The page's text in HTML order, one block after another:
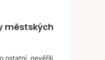
městských
ostatní, nevěřili,